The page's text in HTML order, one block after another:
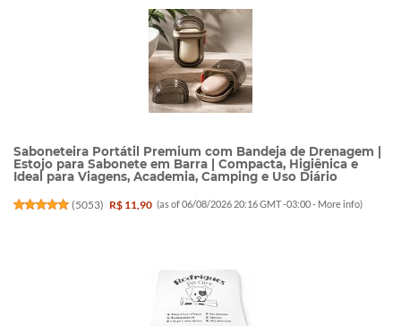
Saboneteira Portátil Premium com Bandeja de Drenagem |
Estojo para Sabonete em Barra | Compacta, Higiênica e
Ideal para Viagens, Academia, Camping e Uso Diário
(5053) R$ 11,90 (as of 06/08/2026 20:16 GMT -03:00 - More info)